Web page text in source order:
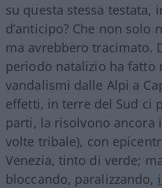
su questa stessa testata,
d’anticipo? Che non solo
ma avrebbero tracimato.
periodo natalizio ha fatto
vandalismi dalle Alpi a
effetti, in terre del Sud ci
parti, la risolvono ancora
volte tribale), con
Venezia, tinto di verde;
bloccando, paralizzando,